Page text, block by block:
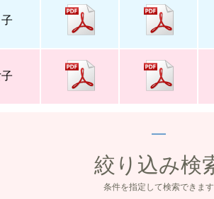
絞り込み検
条件を指定して検索できます